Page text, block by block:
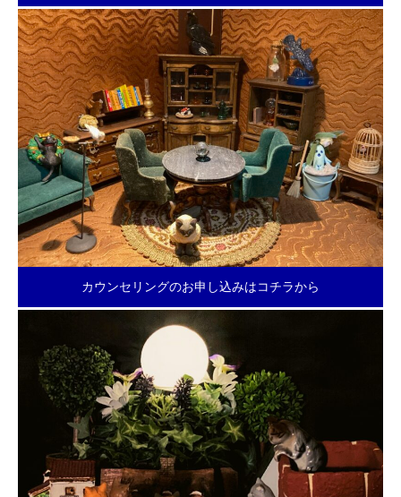
カウンセリングのお申し込みはコチラから